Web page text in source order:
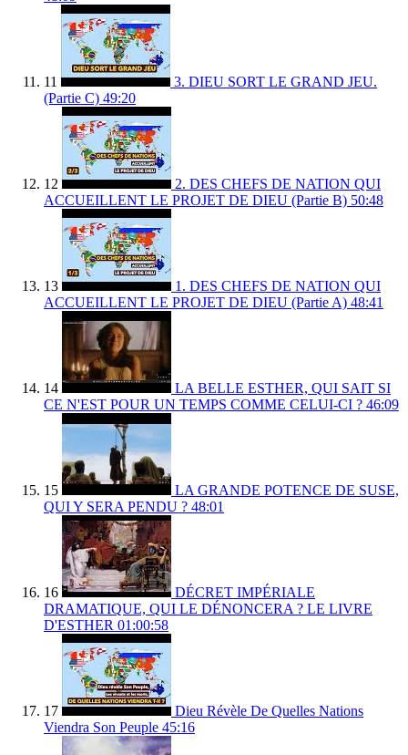
11
3. DIEU SORT LE GRAND JEU.
(Partie C) 49:20
12
2. DES CHEFS DE NATION QUI
ACCUEILLENT LE PROJET DE DIEU (Partie B) 50:48
13
1. DES CHEFS DE NATION QUI
ACCUEILLENT LE PROJET DE DIEU (Partie A) 48:41
14
LA BELLE ESTHER, QUI SAIT SI
CE N'EST POUR UN TEMPS COMME CELUI-CI ? 46:09
15
LA GRANDE POTENCE DE SUSE,
QUI Y SERA PENDU ? 48:01
16
DÉCRET IMPÉRIALE
DRAMATIQUE, QUI LE DÉNONCERA ? LE LIVRE
D'ESTHER 01:00:58
17
Dieu Révèle De Quelles Nations
Viendra Son Peuple 45:16